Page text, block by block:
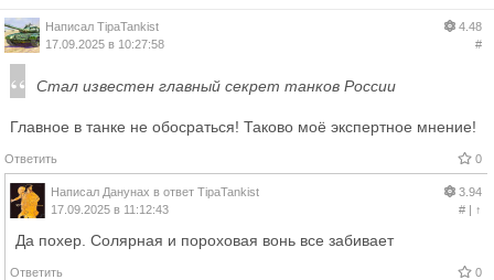
Написал TipaTankist
17.09.2025 в 10:27:58
4.48
#
Стал известен главный секрет танков России
Главное в танке не обосраться! Таково моё экспертное мнение!
Ответить 0
Написал Данунах в ответ TipaTankist
17.09.2025 в 11:12:43
3.94
#| ↑
Да похер. Солярная и пороховая вонь все забивает
Ответить 0